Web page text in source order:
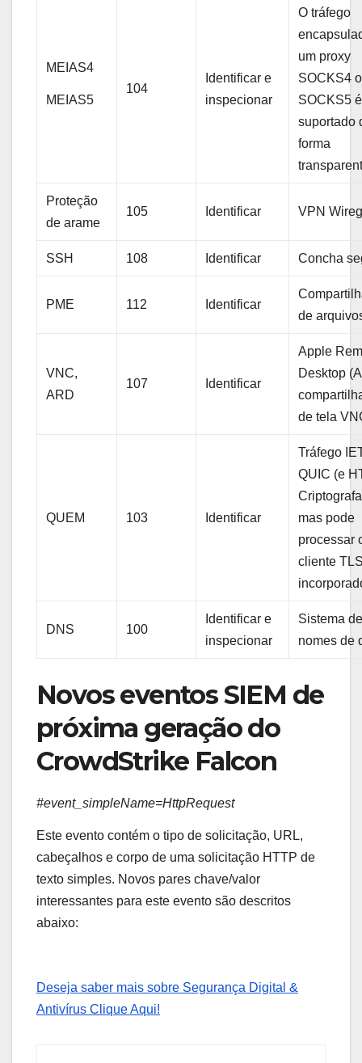
MEIAS4
MEIAS5
104
Identificar e
inspecionar
O tráfego
um proxy
SOCKS4
SOCKS5 é
suportado
forma
Proteção
de arame
105 Identificar VPN
SSH 108 Identificar Concha
PME 112 Identificar
de
VNC,
ARD
107 Identificar
Apple
Desktop
de tela
QUEM 103 Identificar
Tráfego
QUIC (e
mas pode
processar
cliente
DNS 100
Identificar e
inspecionar
Sistema
nomes de
Novos eventos SIEM de
próxima geração do
CrowdStrike Falcon
#event_simpleName=HttpRequest
Este evento contém o tipo de solicitação, URL,
cabeçalhos e corpo de uma solicitação HTTP de
texto simples. Novos pares chave/valor
interessantes para este evento são descritos
abaixo:
Deseja saber mais sobre Segurança Digital &
Antivírus Clique Aqui!